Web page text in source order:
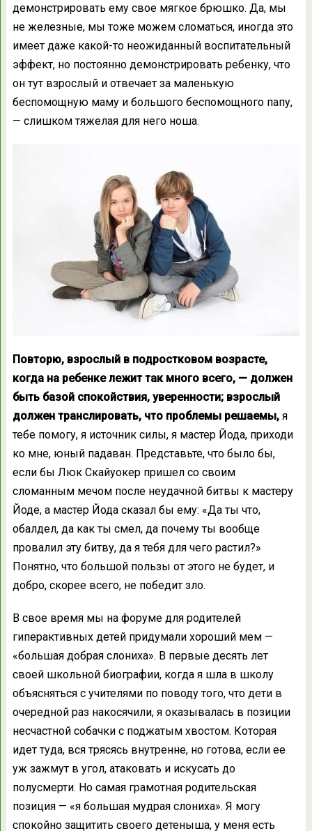
демонстрировать ему свое мягкое брюшко. Да, мы
не железные, мы тоже можем сломаться, иногда это
имеет даже какой-то неожиданный воспитательный
эффект, но постоянно демонстрировать ребенку, что
он тут взрослый и отвечает за маленькую
беспомощную маму и большого беспомощного папу,
— слишком тяжелая для него ноша.
Повторю, взрослый в подростковом возрасте,
когда на ребенке лежит так много всего, — должен
быть базой спокойствия, уверенности; взрослый
должен транслировать, что проблемы решаемы, я
тебе помогу, я источник силы, я мастер Йода, приходи
ко мне, юный падаван. Представьте, что было бы,
если бы Люк Скайуокер пришел со своим
сломанным мечом после неудачной битвы к мастеру
Йоде, а мастер Йода сказал бы ему: «Да ты что,
обалдел, да как ты смел, да почему ты вообще
провалил эту битву, да я тебя для чего растил?»
Понятно, что большой пользы от этого не будет, и
добро, скорее всего, не победит зло.
В свое время мы на форуме для родителей
гиперактивных детей придумали хороший мем —
«большая добрая слониха». В первые десять лет
своей школьной биографии, когда я шла в школу
объясняться с учителями по поводу того, что дети в
очередной раз накосячили, я оказывалась в позиции
несчастной собачки с поджатым хвостом. Которая
идет туда, вся трясясь внутренне, но готова, если ее
уж зажмут в угол, атаковать и искусать до
полусмерти. Но самая грамотная родительская
позиция — «я большая мудрая слониха». Я могу
спокойно защитить своего детеныша, у меня есть